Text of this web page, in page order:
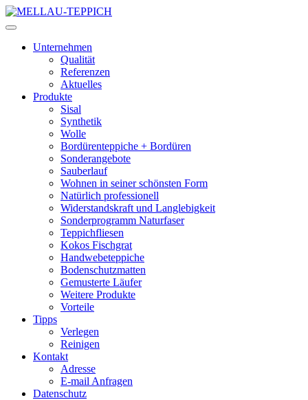
Unternehmen
Qualität
Referenzen
Aktuelles
Produkte
Sisal
Synthetik
Wolle
Bordürenteppiche + Bordüren
Sonderangebote
Sauberlauf
Wohnen in seiner schönsten Form
Natürlich professionell
Widerstandskraft und Langlebigkeit
Sonderprogramm Naturfaser
Teppichfliesen
Kokos Fischgrat
Handwebeteppiche
Bodenschutzmatten
Gemusterte Läufer
Weitere Produkte
Vorteile
Tipps
Verlegen
Reinigen
Kontakt
Adresse
E-mail Anfragen
Datenschutz